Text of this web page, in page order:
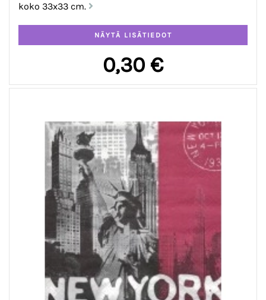
koko 33x33 cm.
0,30 €